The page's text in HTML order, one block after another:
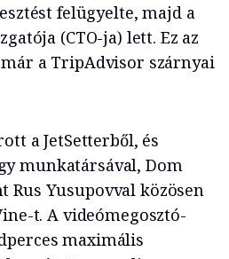
felügyelte, majd a
(CTO-ja) lett. Ez az
a TripAdvisor szárnyai
a JetSetterből, és
munkatársával, Dom
Rus Yusupovval közösen
t. A videómegosztó-
maximális